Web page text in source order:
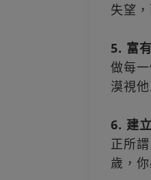
失望
5. 富
做每
漠視
6. 建
正所
歲，